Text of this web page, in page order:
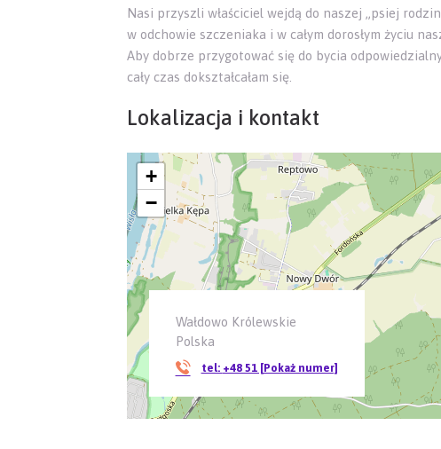
Nasi przyszli właściciel wejdą do naszej „psiej
w odchowie szczeniaka i w całym dorosłym życiu
Aby dobrze przygotować się do bycia
cały czas dokształcałam się.
Lokalizacja i kontakt
Wałdowo Królewskie
Polska
tel: +48 51 [Pokaż numer]
+
−